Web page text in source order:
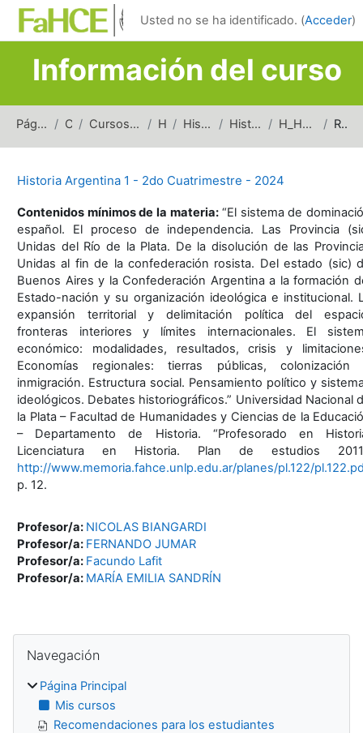
Salta al contenido principal
Usted no se ha identificado. (Acceder)
Información del curso
Página Principal Cursos Cursos de carreras de grado Historia Historia Argentina Historia Argentina 1 H_HA1_2doSem_2024 Resumen
Historia Argentina 1 - 2do Cuatrimestre - 2024
Contenidos mínimos de la materia:“El sistema de
español. El proceso de independencia. Las Provincia
Unidas del Río de la Plata. De la disolución de las
Unidas al fin de la confederación rosista. Del estado (sic)
Buenos Aires y la Confederación Argentina a la formación
Estado-nación y su organización ideológica e institucional.
expansión territorial y delimitación política del
fronteras interiores y límites internacionales. El
económico: modalidades, resultados, crisis y
Economías regionales: tierras públicas, colonización
inmigración. Estructura social. Pensamiento político y
ideológicos. Debates historiográficos.” Universidad Nacional
la Plata – Facultad de Humanidades y Ciencias de la
– Departamento de Historia. “Profesorado en
Licenciatura en Historia. Plan de estudios
http://www.memoria.fahce.unlp.edu.ar/planes/pl.122/
p. 12.
Profesor/a: NICOLAS BIANGARDI
Profesor/a: FERNANDO JUMAR
Profesor/a: Facundo Lafit
Profesor/a: MARÍA EMILIA SANDRÍN
Bloques
Navegación
Página Principal
Mis cursos
Recomendaciones para los estudiantes